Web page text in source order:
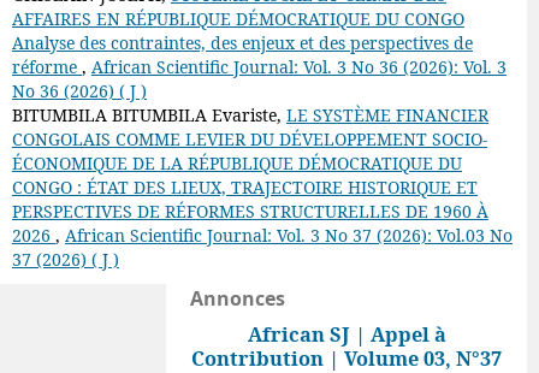
AFFAIRES EN RÉPUBLIQUE DÉMOCRATIQUE DU CONGO
Analyse des contraintes, des enjeux et des perspectives de
réforme , African Scientific Journal: Vol. 3 No 36 (2026): Vol. 3
No 36 (2026) ( J )
BITUMBILA BITUMBILA Evariste, LE SYSTÈME FINANCIER
CONGOLAIS COMME LEVIER DU DÉVELOPPEMENT SOCIO-
ÉCONOMIQUE DE LA RÉPUBLIQUE DÉMOCRATIQUE DU
CONGO : ÉTAT DES LIEUX, TRAJECTOIRE HISTORIQUE ET
PERSPECTIVES DE RÉFORMES STRUCTURELLES DE 1960 À
2026 , African Scientific Journal: Vol. 3 No 37 (2026): Vol.03 No
37 (2026) ( J )
Annonces
African SJ | Appel à
Contribution | Volume 03, N°37